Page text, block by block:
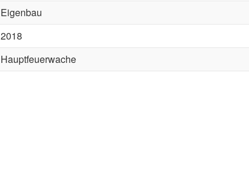
Eigenbau
2018
Hauptfeuerwache